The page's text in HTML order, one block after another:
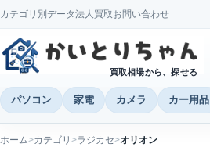
カテゴリ別データ法人買取お問い合わせ
買取相場から、探せる
パソコン 家電 カメラ カー用品
ホーム カテゴリ ラジカセ オリオン